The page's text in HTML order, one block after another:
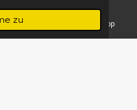
zu
Barista Design
WhatsApp